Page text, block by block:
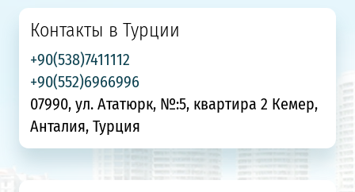
Контакты в Турции
+90(538)7411112
+90(552)6966996
07990, ул. Ататюрк, №:5, квартира 2 Кемер,
Анталия, Турция